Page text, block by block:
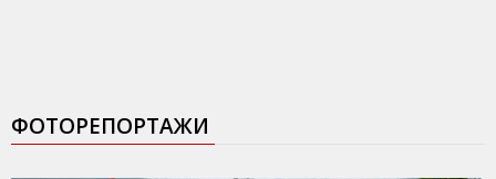
ФОТОРЕПОРТАЖИ